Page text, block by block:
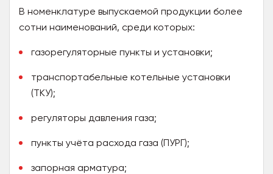
В номенклатуре выпускаемой продукции более
сотни наименований, среди которых:
газорегуляторные пункты и установки;
транспортабельные котельные установки
(ТКУ);
регуляторы давления газа;
пункты учёта расхода газа (ПУРГ);
запорная арматура;